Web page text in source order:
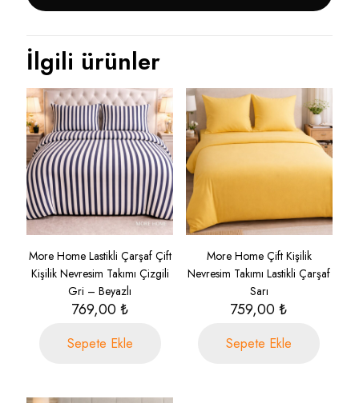
İlgili ürünler
More Home Lastikli Çarşaf Çift
Kişilik Nevresim Takımı Çizgili
Gri – Beyazlı
769,00₺
Sepete Ekle
More Home Çift Kişilik
Nevresim Takımı Lastikli Çarşaf
Sarı
759,00₺
Sepete Ekle